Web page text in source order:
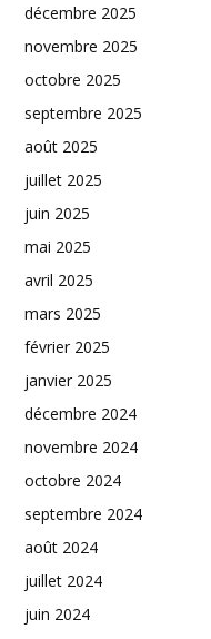
décembre 2025
novembre 2025
octobre 2025
septembre 2025
août 2025
juillet 2025
juin 2025
mai 2025
avril 2025
mars 2025
février 2025
janvier 2025
décembre 2024
novembre 2024
octobre 2024
septembre 2024
août 2024
juillet 2024
juin 2024